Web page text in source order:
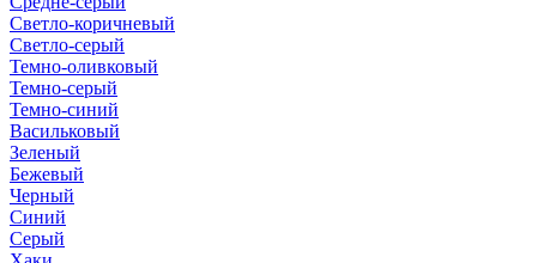
Светло-коричневый
Светло-серый
Темно-оливковый
Темно-серый
Темно-синий
Васильковый
Зеленый
Бежевый
Черный
Синий
Серый